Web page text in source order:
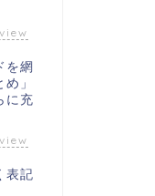
view
を網
」
に充
view
表記